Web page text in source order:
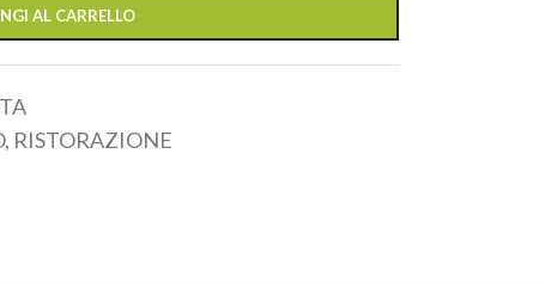
AL CARRELLO
, RISTORAZIONE